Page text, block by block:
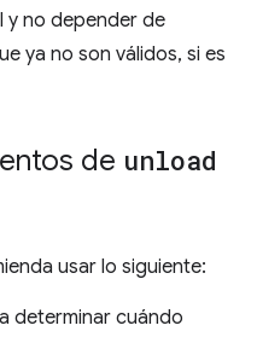
y no depender de
ya no son válidos, si es
de unload
usar lo siguiente:
determinar cuándo